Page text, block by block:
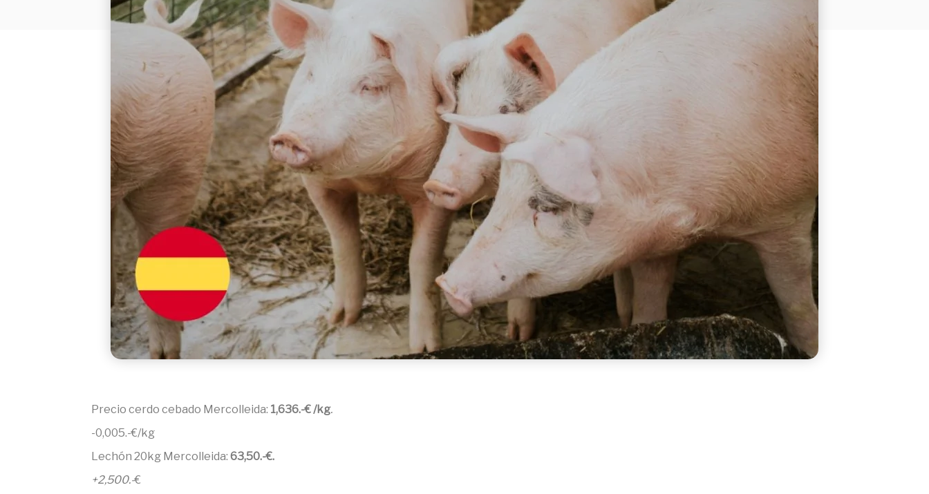
Precio cerdo cebado Mercolleida: 1,636.-€ /kg.
-0,005.-€/kg
Lechón 20kg Mercolleida: 63,50.-€.
+2,500.-€